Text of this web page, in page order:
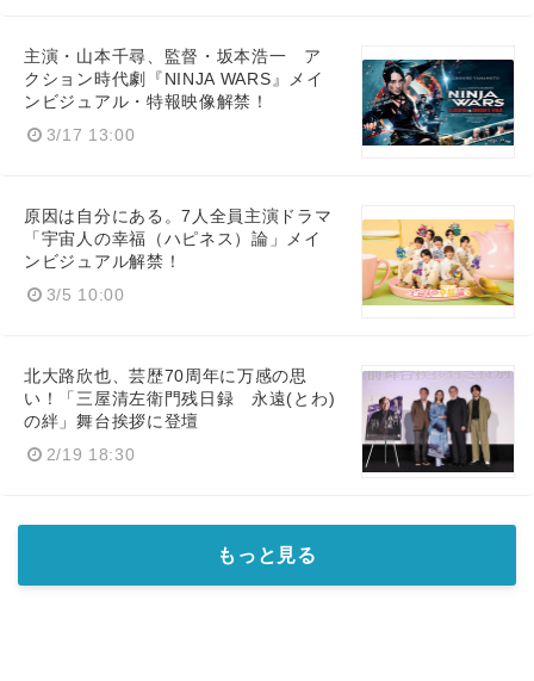
主演・山本千尋、監督・坂本浩一 ア
クション時代劇『NINJA WARS』メイ
ンビジュアル・特報映像解禁！
3/17 13:00
原因は自分にある。7人全員主演ドラマ
「宇宙人の幸福（ハピネス）論」メイ
ンビジュアル解禁！
3/5 10:00
北大路欣也、芸歴70周年に万感の思
い！「三屋清左衛門残日録 永遠(とわ)
の絆」舞台挨拶に登壇
2/19 18:30
もっと見る